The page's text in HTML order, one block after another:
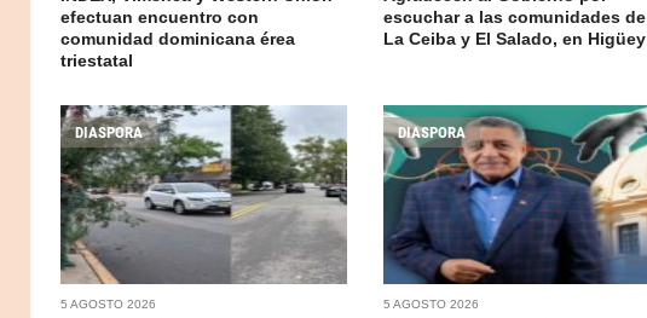
efectuan encuentro con
comunidad dominicana érea
triestatal
escuchar a las comunidades de
La Ceiba y El Salado, en Higüey
DIASPORA
5 AGOSTO 2026
DIASPORA
5 AGOSTO 2026